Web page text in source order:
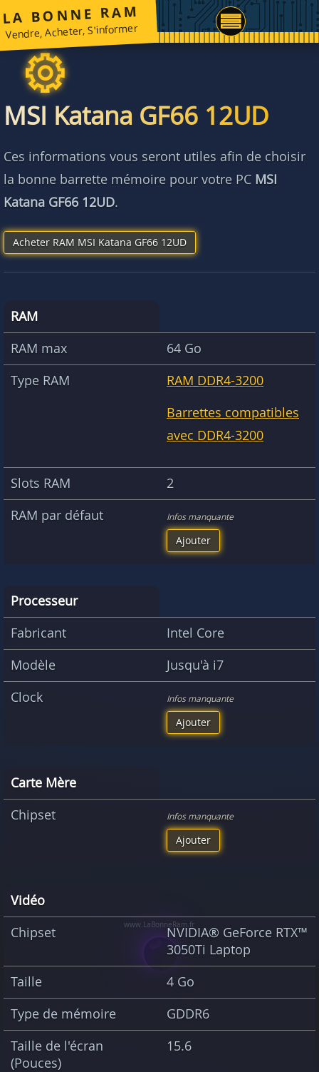
LA BONNE RAM
Vendre, Acheter, S'informer
MSI Katana GF66 12UD
Ces informations vous seront utiles afin de choisir
la bonne barrette mémoire pour votre PC MSI
Katana GF66 12UD.
Acheter RAM MSI Katana GF66 12UD
RAM
RAM max
64 Go
Type RAM
RAM DDR4-3200
Barrettes compatibles
avec DDR4-3200
Slots RAM
2
RAM par défaut
Infos manquante
Ajouter
Processeur
Fabricant
Intel Core
Modèle
Jusqu'à i7
Clock
Infos manquante
Ajouter
Carte Mère
Chipset
Infos manquante
Ajouter
Vidéo
Chipset
NVIDIA® GeForce RTX™
3050Ti Laptop
Taille
4 Go
Type de mémoire
GDDR6
Taille de l'écran
(Pouces)
15.6